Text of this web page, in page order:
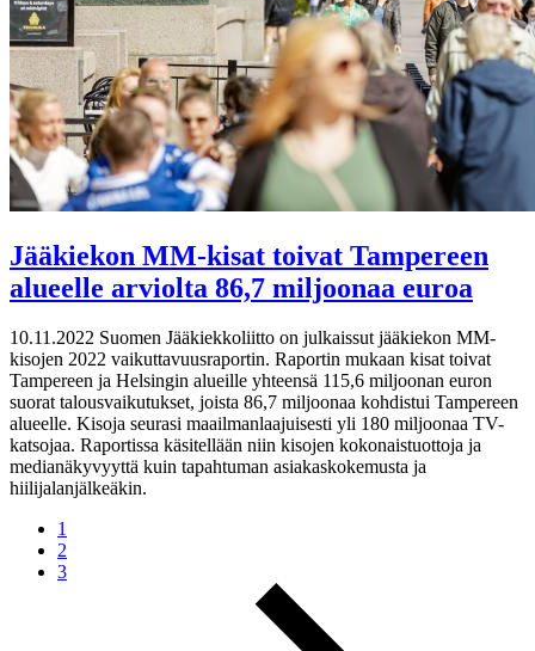
Jääkiekon MM-kisat toivat Tampereen
alueelle arviolta 86,7 miljoonaa euroa
10.11.2022 Suomen Jääkiekkoliitto on julkaissut jääkiekon MM-
kisojen 2022 vaikuttavuusraportin. Raportin mukaan kisat toivat
Tampereen ja Helsingin alueille yhteensä 115,6 miljoonan euron
suorat talousvaikutukset, joista 86,7 miljoonaa kohdistui Tampereen
alueelle. Kisoja seurasi maailmanlaajuisesti yli 180 miljoonaa TV-
katsojaa. Raportissa käsitellään niin kisojen kokonaistuottoja ja
medianäkyvyyttä kuin tapahtuman asiakaskokemusta ja
hiilijalanjälkeäkin.
1
2
3